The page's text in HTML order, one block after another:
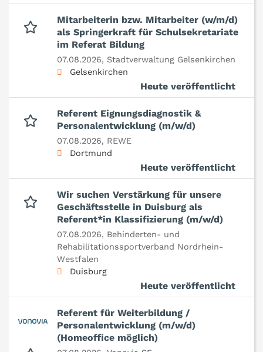
Mitarbeiterin bzw. Mitarbeiter (w/m/d)
als Springerkraft für Schulsekretariate
im Referat Bildung
07.08.2026, Stadtverwaltung Gelsenkirchen
Gelsenkirchen
Heute veröffentlicht
Referent Eignungsdiagnostik &
Personalentwicklung (m/w/d)
07.08.2026, REWE
Dortmund
Heute veröffentlicht
Wir suchen Verstärkung für unsere
Geschäftsstelle in Duisburg als
Referent*in Klassifizierung (m/w/d)
07.08.2026, Behinderten- und
Rehabilitationssportverband Nordrhein-
Westfalen
Duisburg
Heute veröffentlicht
Referent für Weiterbildung /
Personalentwicklung (m/w/d)
(Homeoffice möglich)